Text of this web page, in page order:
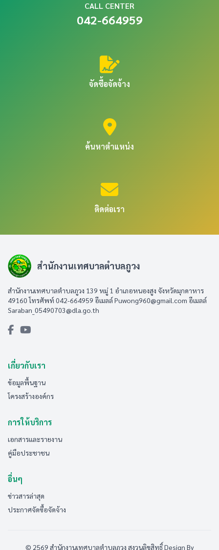
CALL CENTER
042-664959
จัดซื้อจัดจ้าง
ค้นหาตำแหน่ง
ติดต่อเรา
สำนักงานเทศบาลตำบลภูวง
สำนักงานเทศบาลตำบลภูวง 139 หมู่ 1 อำเภอหนองสูง จังหวัดมุกดาหาร
49160 โทรศัพท์ 042-664959 อีเมลล์Puwong960@gmail.com อีเมลล์
Saraban_05490703@dla.go.th
เกี่ยวกับเรา
ข้อมูลพื้นฐาน
โครงสร้างองค์กร
การให้บริการ
เอกสารและรายงาน
คู่มือประชาชน
อื่นๆ
ข่าวสารล่าสุด
ประกาศจัดซื้อจัดจ้าง
© 2569 สำนักงานเทศบาลตำบลภูวง สงวนลิขสิทธิ์Design By